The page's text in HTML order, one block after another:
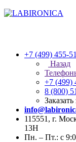
+7 (499) 455-
Назад
+7 (499)
8 (800)
115551, г.
13Н
Пн. – Пт.: с